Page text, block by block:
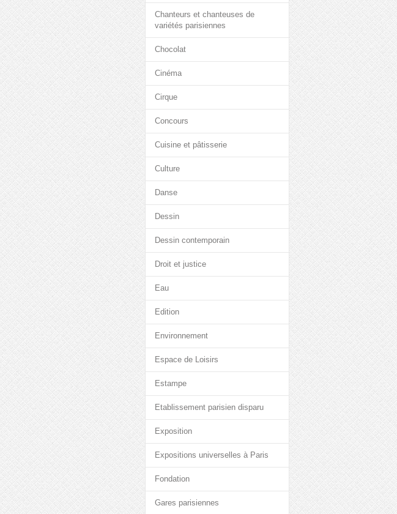
Chanteurs et chanteuses de
variétés parisiennes
Chocolat
Cinéma
Cirque
Concours
Cuisine et pâtisserie
Culture
Danse
Dessin
Dessin contemporain
Droit et justice
Eau
Edition
Environnement
Espace de Loisirs
Estampe
Etablissement parisien disparu
Exposition
Expositions universelles à Paris
Fondation
Gares parisiennes